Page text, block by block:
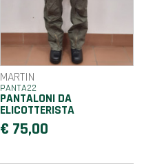
MARTIN
PANTA22
PANTALONI DA
ELICOTTERISTA
€ 75,00